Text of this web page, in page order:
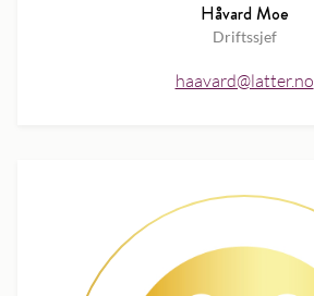
Håvard Moe
Driftssjef
haavard@latter.no